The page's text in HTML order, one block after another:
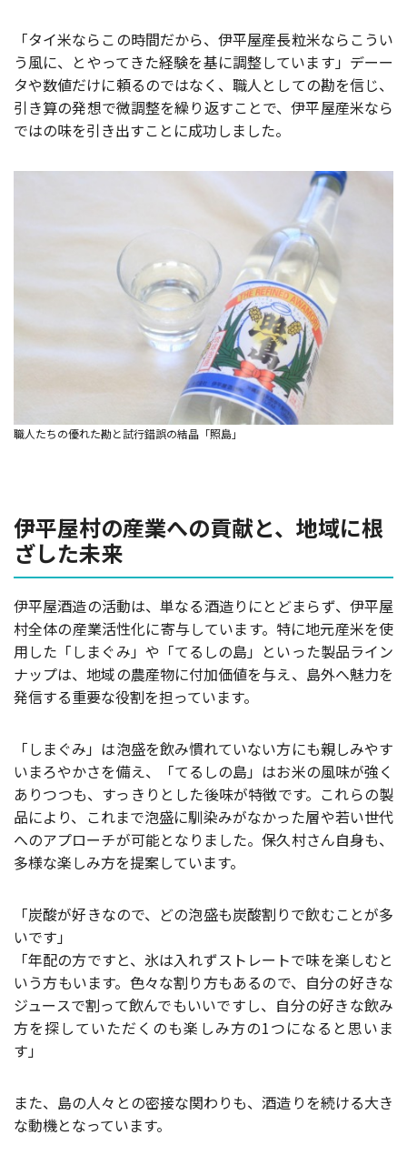
「タイ米ならこの時間だから、伊平屋産長粒米ならこうい
う風に、とやってきた経験を基に調整しています」デーー
タや数値だけに頼るのではなく、職人としての勘を信じ、
引き算の発想で微調整を繰り返すことで、伊平屋産米なら
ではの味を引き出すことに成功しました。
職人たちの優れた勘と試行錯誤の結晶「照島」
伊平屋村の産業への貢献と、地域に根
ざした未来
伊平屋酒造の活動は、単なる酒造りにとどまらず、伊平屋
村全体の産業活性化に寄与しています。特に地元産米を使
用した「しまぐみ」や「てるしの島」といった製品ライン
ナップは、地域の農産物に付加価値を与え、島外へ魅力を
発信する重要な役割を担っています。
「しまぐみ」は泡盛を飲み慣れていない方にも親しみやす
いまろやかさを備え、「てるしの島」はお米の風味が強く
ありつつも、すっきりとした後味が特徴です。これらの製
品により、これまで泡盛に馴染みがなかった層や若い世代
へのアプローチが可能となりました。保久村さん自身も、
多様な楽しみ方を提案しています。
「炭酸が好きなので、どの泡盛も炭酸割りで飲むことが多
いです」
「年配の方ですと、氷は入れずストレートで味を楽しむと
いう方もいます。色々な割り方もあるので、自分の好きな
ジュースで割って飲んでもいいですし、自分の好きな飲み
方を探していただくのも楽しみ方の1つになると思いま
す」
また、島の人々との密接な関わりも、酒造りを続ける大き
な動機となっています。